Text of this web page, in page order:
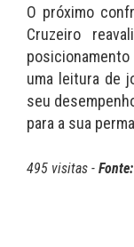
O próximo
Cruzeiro
uma leitura de
seu
para a sua
495 visitas - Fonte: